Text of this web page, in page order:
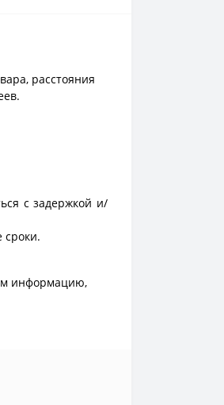
расстояния
с задержкой и/
сроки.
информацию,